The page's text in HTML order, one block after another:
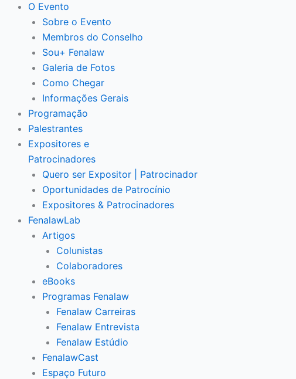
O Evento
Sobre o Evento
Membros do Conselho
Sou+ Fenalaw
Galeria de Fotos
Como Chegar
Informações Gerais
Programação
Palestrantes
Expositores e
Patrocinadores
Quero ser Expositor | Patrocinador
Oportunidades de Patrocínio
Expositores & Patrocinadores
FenalawLab
Artigos
Colunistas
Colaboradores
eBooks
Programas Fenalaw
Fenalaw Carreiras
Fenalaw Entrevista
Fenalaw Estúdio
FenalawCast
Espaço Futuro